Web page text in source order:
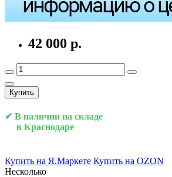
42 000 р.
Купить
✔ В наличии на складе
в Краснодаре
Купить на Я.Маркете Купить на OZON
Несколько